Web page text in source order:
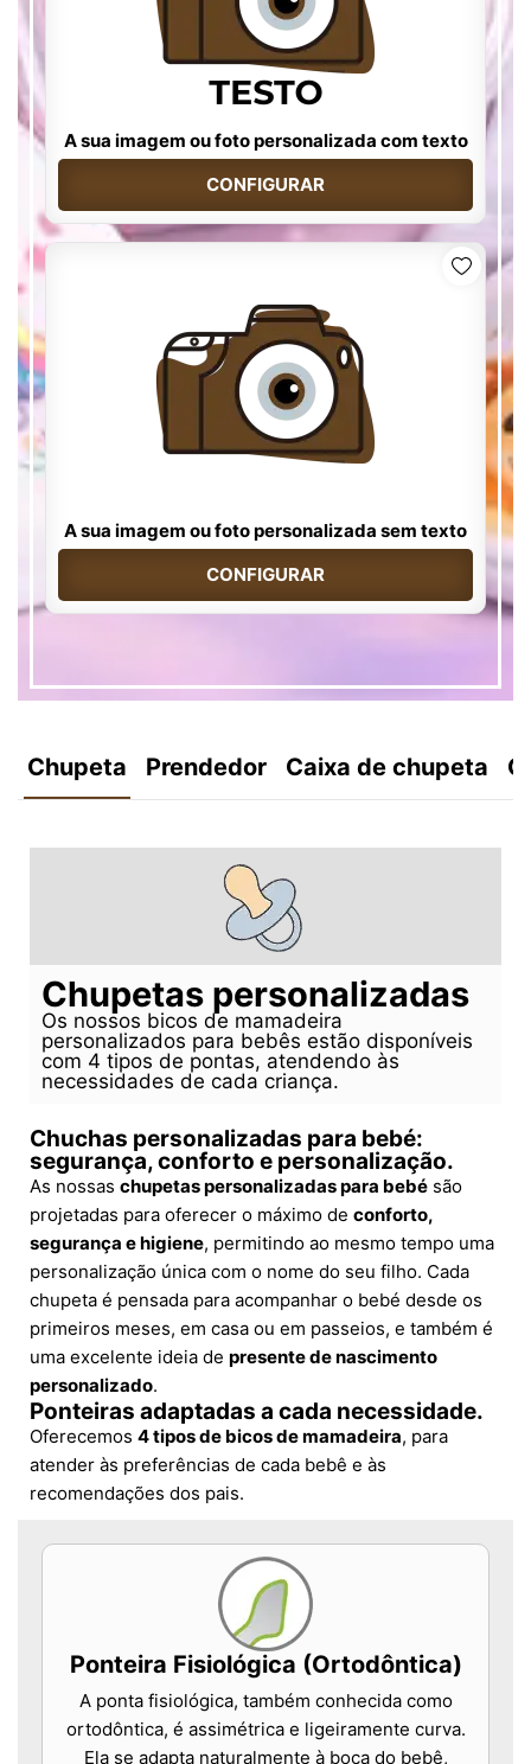
A sua imagem ou foto personalizada com texto
CONFIGURAR
A sua imagem ou foto personalizada sem texto
CONFIGURAR
Chupeta Prendedor Caixa de chupeta
Chupetas personalizadas
Os nossos bicos de mamadeira
personalizados para bebês estão disponíveis
com 4 tipos de pontas, atendendo às
necessidades de cada criança.
Chuchas personalizadas para bebé:
segurança, conforto e personalização.
As nossas chupetas personalizadas para bebé são
projetadas para oferecer o máximo de conforto,
segurança e higiene, permitindo ao mesmo tempo uma
personalização única com o nome do seu filho. Cada
chupeta é pensada para acompanhar o bebé desde os
primeiros meses, em casa ou em passeios, e também é
uma excelente ideia de presente de nascimento
personalizado.
Ponteiras adaptadas a cada necessidade.
Oferecemos 4 tipos de bicos de mamadeira, para
atender às preferências de cada bebê e às
recomendações dos pais.
Ponteira Fisiológica (Ortodôntica)
A ponta fisiológica, também conhecida como
ortodôntica, é assimétrica e ligeiramente curva.
Ela se adapta naturalmente à boca do bebê,